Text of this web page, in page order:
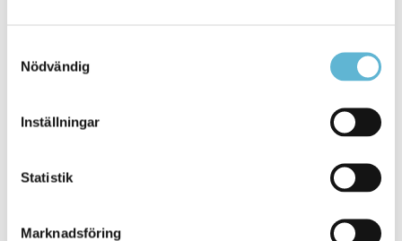
Nödvändig
Inställningar
Statistik
Marknadsföring
Kontakt
Storgatan 43